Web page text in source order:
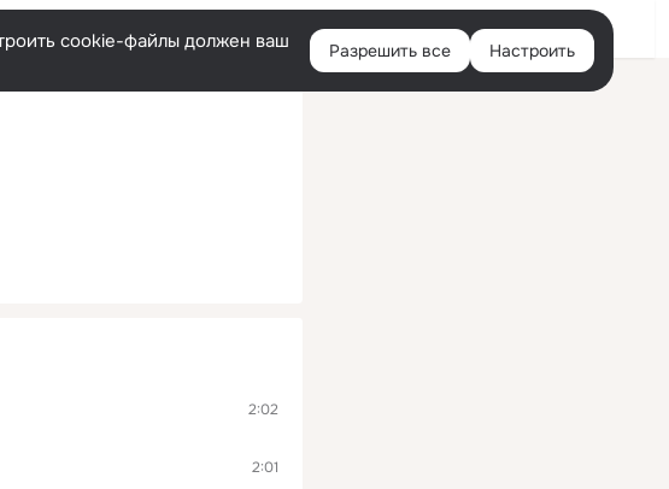
Русский Войти
cookie-файлы должен ваш
Разрешить все Настроить
2:02
2:01